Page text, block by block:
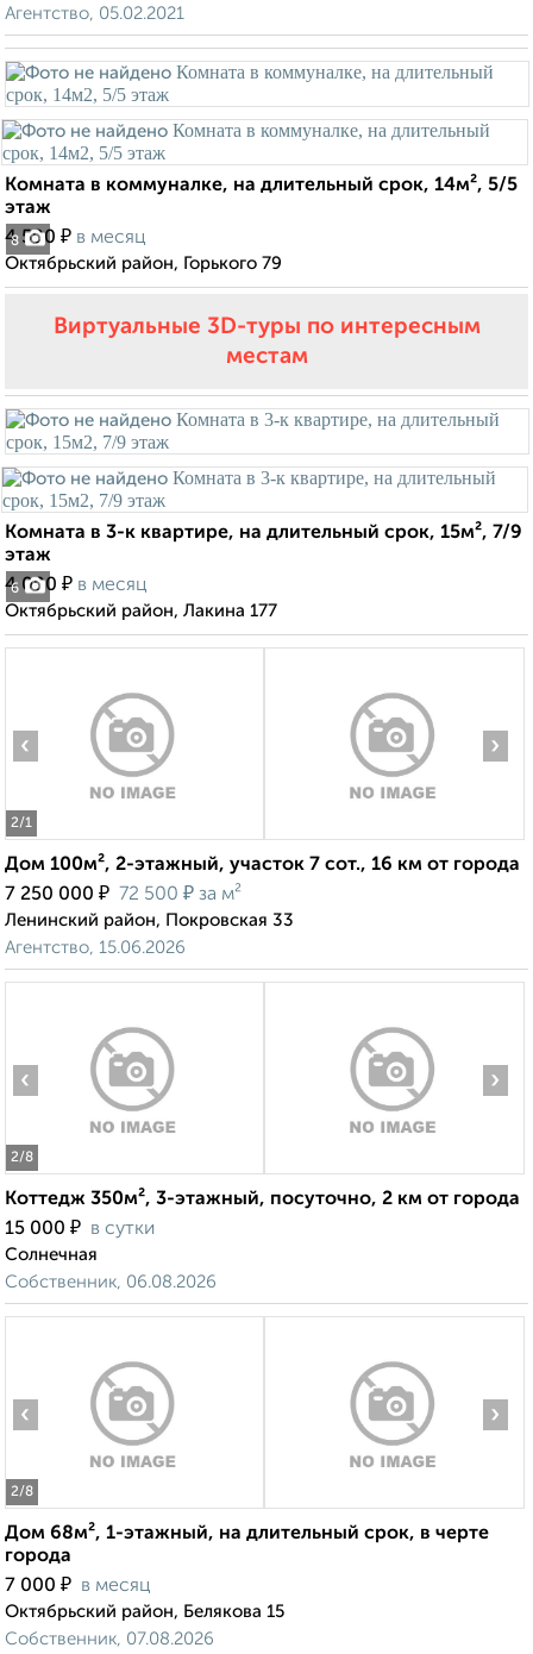
Агентство, 05.02.2021
8
Комната в коммуналке, на длительный срок, 14м², 5/5
этаж
4 500 ₽ в месяц
Октябрьский район, Горького 79
Виртуальные 3D-туры по интересным
местам
6
Комната в 3-к квартире, на длительный срок, 15м², 7/9
этаж
4 000 ₽ в месяц
Октябрьский район, Лакина 177
2/1
‹ ›
Дом 100м², 2-этажный, участок 7 сот., 16 км от города
7 250 000 ₽ 72 500 ₽ за м²
Ленинский район, Покровская 33
Агентство, 15.06.2026
2/8
‹ ›
Коттедж 350м², 3-этажный, посуточно, 2 км от города
15 000 ₽ в сутки
Солнечная
Собственник, 06.08.2026
2/8
‹ ›
Дом 68м², 1-этажный, на длительный срок, в черте
города
7 000 ₽ в месяц
Октябрьский район, Белякова 15
Собственник, 07.08.2026